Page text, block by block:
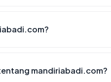
mandiriabadi.com?